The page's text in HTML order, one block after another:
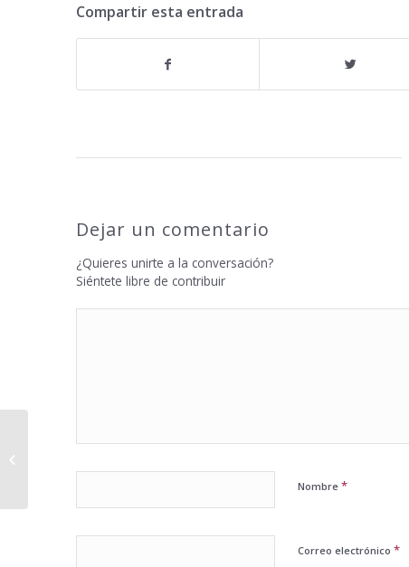
Compartir esta entrada
Dejar un comentario
¿Quieres unirte a la conversación?
Siéntete libre de contribuir
Nombre *
Correo electrónico *
Servicio de Asesoría Especializado
(Culturales,...